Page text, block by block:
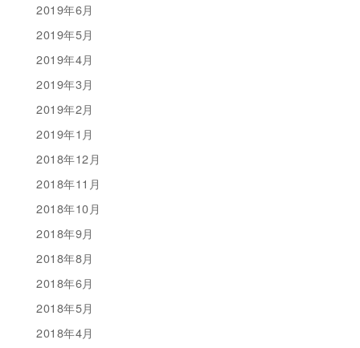
2019年6月
2019年5月
2019年4月
2019年3月
2019年2月
2019年1月
2018年12月
2018年11月
2018年10月
2018年9月
2018年8月
2018年6月
2018年5月
2018年4月